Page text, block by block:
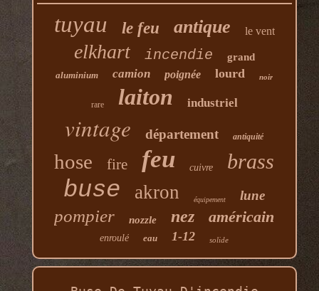
tuyau le feu antique le vent
elkhart incendie grand
aluminium camion poignée lourd noir
rare laiton industriel
vintage département antiquité
hose fire feu cuivre brass
buse akron équipement lune
pompier nozzle nez américain
enroulé eau 1-12 solide